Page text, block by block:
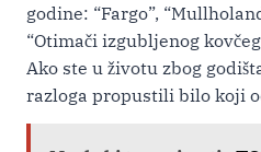
godine: “Fargo”,
“Otimači izgubljenog
Ako ste u životu zbog
razloga propustili bilo koji